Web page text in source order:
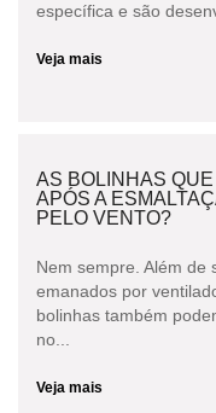
específica e são
Veja mais
AS BOLINHAS
APÓS A
PELO VENTO?
Nem sempre. Além de
emanados por
bolinhas também
no...
Veja mais